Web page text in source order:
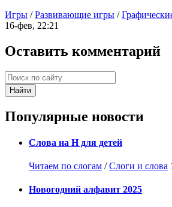
Игры /Развивающие игры /
16-фев, 22:21
Оставить комментарий
Найти
Популярные новости
Слова на Н для детей
Читаем по слогам /Слоги и слова
Новогодний алфавит 2025